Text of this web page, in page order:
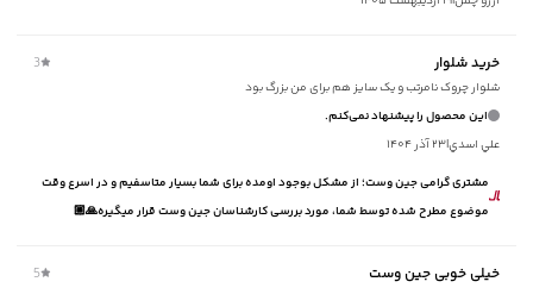
سایر توضیحات
برند:جين وست
مناسب برای :آقايان
نوع جیب :دو جیب منحنی در جلو، دو جیب پاکتی در پشت
زیر گروه
شلوار
شیوه‌برش:
Taper fit
خرید شلوار 3
شلوار چروک نامرتب و یک سایز هم برای من بزرگ بود
این محصول را پیشنهاد نمی‌کنم.
علي اسدي|۲۳ آذر ۱۴۰۴
مشتری گرامی جین وست؛ از مشکل بوجود اومده برای شما بسیار متاسفیم و در اسرع وقت
موضوع مطرح شده توسط شما، مورد بررسی کارشناسان جین وست قرار میگیره🙏🏼
خیلی خوبی جین وست 5